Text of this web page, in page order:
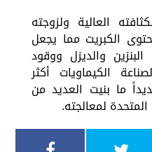
العالية ولزوجته
الكبريت مما يجعل
والديزل ووقود
الكيماويات أكثر
ما بنيت العديد من
لمعالجته.